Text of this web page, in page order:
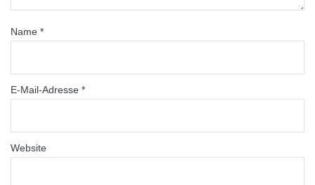
Name *
E-Mail-Adresse *
Website